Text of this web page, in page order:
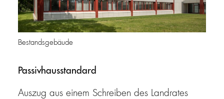
Bestandsgebäude
Passivhausstandard
Auszug aus einem Schreiben des Landrates